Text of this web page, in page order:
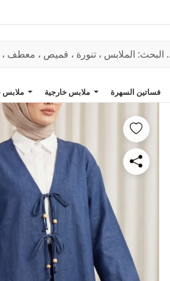
ملابس سفلية ملابس خارجية فساتين السهرة